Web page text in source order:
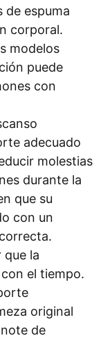
de espuma
corporal.
modelos
puede
con
adecuado
molestias
durante la
que su
con un
la
el tiempo.
original
de